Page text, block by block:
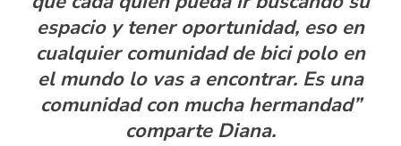
espacio y tener oportunidad, eso en
cualquier comunidad de bici polo en
el mundo lo vas a encontrar. Es una
comunidad con mucha hermandad”
comparte Diana.